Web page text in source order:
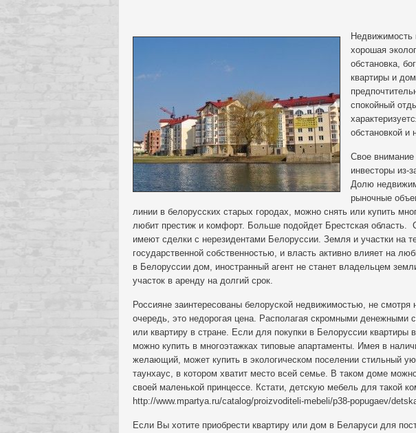
Недвижимость
хорошая
обстановка,
квартиры и
спокойный
обстановкой и
Свое
инвесторы из-
Долю
рыночные
линии в белорусских старых городах, можно снять или купить
любит престиж и комфорт. Больше подойдет Брестская область.
имеют сделки с нерезидентами Белоруссии. Земля и участки на
государственной собственностью, и власть активно влияет на
в Белоруссии дом, иностранный агент не станет владельцем
участок в аренду на долгий срок.
Россияне заинтересованы белоруской недвижимостью, не смотря
очередь, это недорогая цена. Располагая скромными денежными
или квартиру в стране. Если для покупки в Белоруссии квартиры
можно купить в многоэтажках типовые апартаменты. Имея в
желающий, может купить в экологическом поселении стильный
таунхаус, в котором хватит место всей семье. В таком доме
своей маленькой принцессе. Кстати, детскую мебель для такой
http://www.mpartya.ru/catalog/proizvoditeli-mebeli/p38-popugaev/
Если Вы хотите приобрести квартиру или дом в Беларуси для